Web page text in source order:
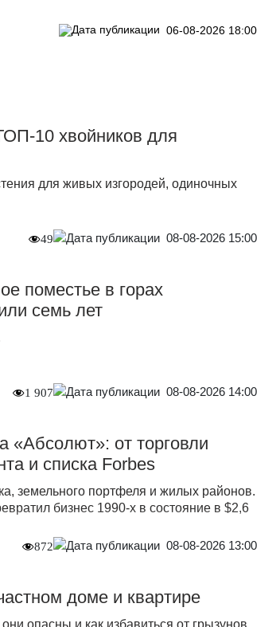
06-08-2026 18:00
10 хвойников для
для живых изгородей, одиночных
49 08-08-2026 15:00
поместье в горах
семь лет
1 907 08-08-2026 14:00
«Абсолют»: от торговли
и списка Forbes
земельного портфеля и жилых районов.
бизнес 1990-х в состояние в $2,6
872 08-08-2026 13:00
доме и квартире